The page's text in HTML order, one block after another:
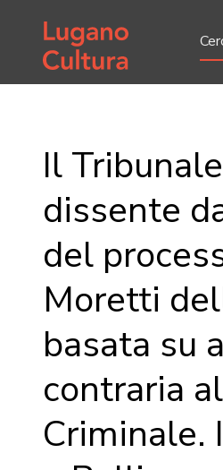
Home page
Il
dissente
del
Moretti
basata su
contraria
Criminale.